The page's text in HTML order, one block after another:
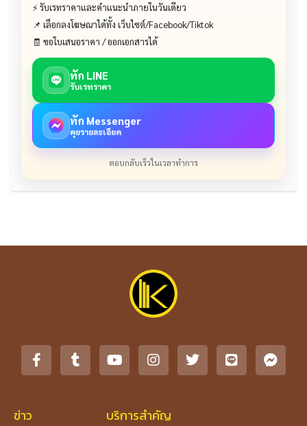
⚡ รับเรทราคาและคำแนะนำภายในวันเดียว
📌 เลือกลงโฆษณาได้ทั้ง เว็บไซต์/Facebook/Tiktok
🧾 ขอใบเสนอราคา / ออกเอกสารได้
ทัก LINE
รับเรทราคา
ทัก Messenger
คุยรายละเอียด
ตอบกลับเร็วในเวลาทำการ
ข่าว บริการสำคัญ